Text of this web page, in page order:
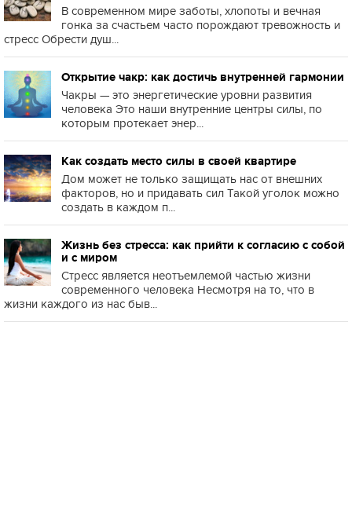
В современном мире заботы, хлопоты и вечная
гонка за счастьем часто порождают тревожность и
стресс Обрести душ...
Открытие чакр: как достичь внутренней гармонии
Чакры — это энергетические уровни развития
человека Это наши внутренние центры силы, по
которым протекает энер...
Как создать место силы в своей квартире
Дом может не только защищать нас от внешних
факторов, но и придавать сил Такой уголок можно
создать в каждом п...
Жизнь без стресса: как прийти к согласию с собой
и с миром
Стресс является неотъемлемой частью жизни
современного человека Несмотря на то, что в
жизни каждого из нас быв...